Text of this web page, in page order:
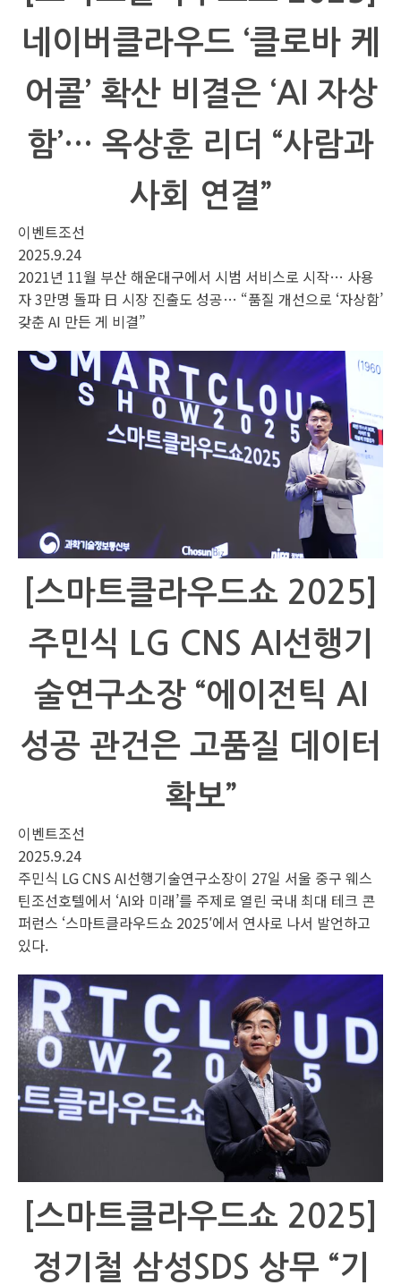
네이버클라우드 ‘클로바 케
어콜’ 확산 비결은 ‘AI 자상
함’… 옥상훈 리더 “사람과
사회 연결”
이벤트조선
2025.9.24
2021년 11월 부산 해운대구에서 시범 서비스로 시작… 사용
자 3만명 돌파 日 시장 진출도 성공… “품질 개선으로 ‘자상함’
갖춘 AI 만든 게 비결”
[스마트클라우드쇼 2025]
주민식 LG CNS AI선행기
술연구소장 “에이전틱 AI
성공 관건은 고품질 데이터
확보”
이벤트조선
2025.9.24
주민식 LG CNS AI선행기술연구소장이 27일 서울 중구 웨스
틴조선호텔에서 ‘AI와 미래’를 주제로 열린 국내 최대 테크 콘
퍼런스 ‘스마트클라우드쇼 2025′에서 연사로 나서 발언하고
있다.
[스마트클라우드쇼 2025]
정기철 삼성SDS 상무 “기